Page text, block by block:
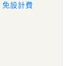
設計費